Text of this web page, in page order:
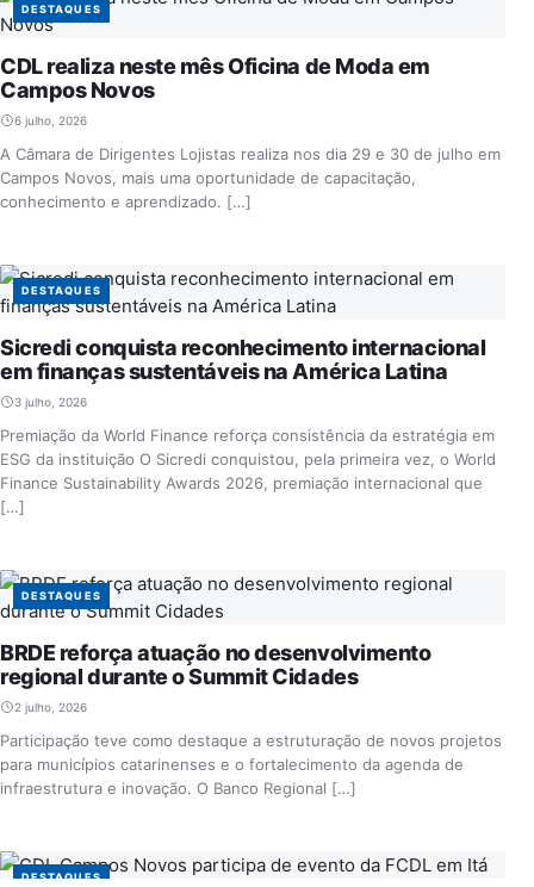
DESTAQUES
CDL realiza neste mês Oficina de Moda em
Campos Novos
6 julho, 2026
A Câmara de Dirigentes Lojistas realiza nos dia 29 e 30 de julho em
Campos Novos, mais uma oportunidade de capacitação,
conhecimento e aprendizado. […]
DESTAQUES
Sicredi conquista reconhecimento internacional
em finanças sustentáveis na América Latina
3 julho, 2026
Premiação da World Finance reforça consistência da estratégia em
ESG da instituição O Sicredi conquistou, pela primeira vez, o World
Finance Sustainability Awards 2026, premiação internacional que
[…]
DESTAQUES
BRDE reforça atuação no desenvolvimento
regional durante o Summit Cidades
2 julho, 2026
Participação teve como destaque a estruturação de novos projetos
para municípios catarinenses e o fortalecimento da agenda de
infraestrutura e inovação. O Banco Regional […]
DESTAQUES